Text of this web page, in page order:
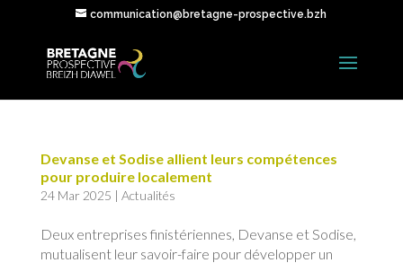
communication@bretagne-prospective.bzh
Devanse et Sodise allient leurs compétences
pour produire localement
24 Mar 2025 | Actualités
Deux entreprises finistériennes, Devanse et Sodise,
mutualisent leur savoir-faire pour développer un